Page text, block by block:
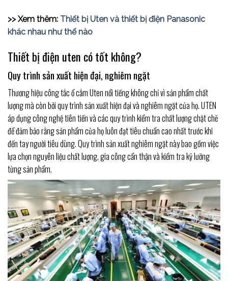
>> Xem thêm: Thiết bị Uten và thiết bị điện Panasonic
khác nhau như thế nào
Thiết bị điện uten có tốt không?
Quy trình sản xuất hiện đại, nghiêm ngặt
Thương hiệu công tắc ổ cắm Uten nổi tiếng không chỉ vì sản phẩm chất
lượng mà còn bởi quy trình sản xuất hiện đại và nghiêm ngặt của họ. UTEN
áp dụng công nghệ tiên tiến và các quy trình kiểm tra chất lượng chặt chẽ
để đảm bảo rằng sản phẩm của họ luôn đạt tiêu chuẩn cao nhất trước khi
đến tay người tiêu dùng. Quy trình sản xuất nghiêm ngặt này bao gồm việc
lựa chọn nguyên liệu chất lượng, gia công cẩn thận và kiểm tra kỹ lưỡng
từng sản phẩm.